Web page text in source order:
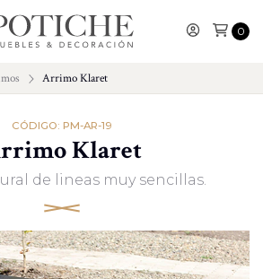
0
Arrimo Klaret
CÓDIGO: PM-AR-19
Klaret
de lineas muy sencillas.